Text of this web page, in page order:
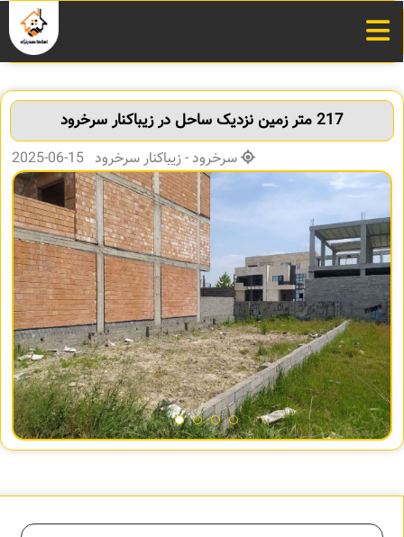
217 متر زمین نزدیک ساحل در زیباکنار سرخرود
سرخرود - زیباکنار سرخرود 15-06-2025